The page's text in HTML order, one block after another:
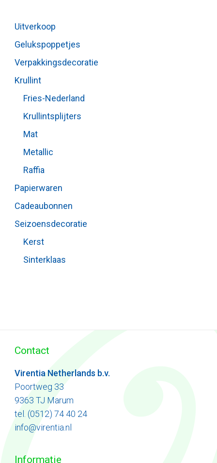
Uitverkoop
Gelukspoppetjes
Verpakkingsdecoratie
Krullint
Fries-Nederland
Krullintsplijters
Mat
Metallic
Raffia
Papierwaren
Cadeaubonnen
Seizoensdecoratie
Kerst
Sinterklaas
Contact
Virentia Netherlands b.v.
Poortweg 33
9363 TJ Marum
tel. (0512) 74 40 24
info@virentia.nl
Informatie